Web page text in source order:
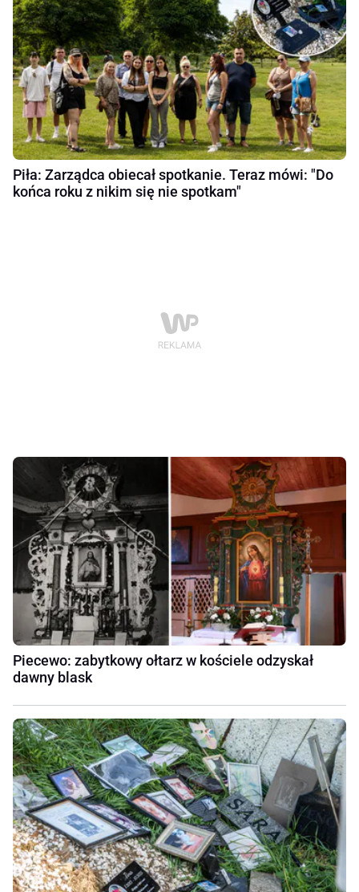
Piła: Zarządca obiecał spotkanie. Teraz mówi: "Do
końca roku z nikim się nie spotkam"
Piecewo: zabytkowy ołtarz w kościele odzyskał
dawny blask